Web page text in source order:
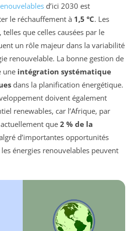
d’ici 2030 est
le réchauffement à 1,5 °C. Les
que celles causées par le
un rôle majeur dans la variabilité
renouvelable. La bonne gestion de
une intégration systématique
dans la planification énergétique.
doivent également
renewables, car l’Afrique, par
que 2 % de la
d’importantes opportunités
énergies renouvelables peuvent